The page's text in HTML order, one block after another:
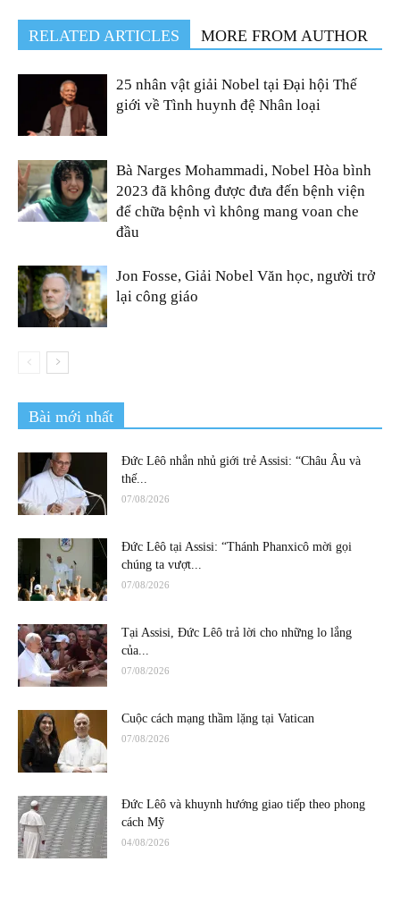
RELATED ARTICLES MORE FROM AUTHOR
25 nhân vật giải Nobel tại Đại hội Thế
giới về Tình huynh đệ Nhân loại
Bà Narges Mohammadi, Nobel Hòa bình
2023 đã không được đưa đến bệnh viện
để chữa bệnh vì không mang voan che
đầu
Jon Fosse, Giải Nobel Văn học, người trở
lại công giáo
Bài mới nhất
Đức Lêô nhắn nhủ giới trẻ Assisi: “Châu Âu và
thế...
07/08/2026
Đức Lêô tại Assisi: “Thánh Phanxicô mời gọi
chúng ta vượt...
07/08/2026
Tại Assisi, Đức Lêô trả lời cho những lo lắng
của...
07/08/2026
Cuộc cách mạng thầm lặng tại Vatican
07/08/2026
Đức Lêô và khuynh hướng giao tiếp theo phong
cách Mỹ
04/08/2026